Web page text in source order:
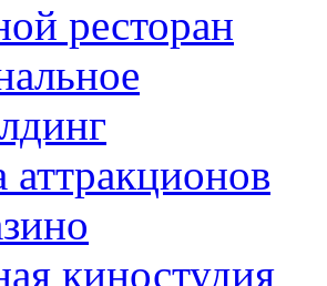
ресторан
аттракционов
киностудия